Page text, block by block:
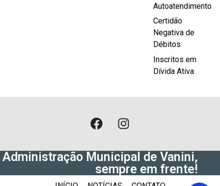
Autoatendimento
Certidão
Negativa de
Débitos
Inscritos em
Dívida Ativa
Administração Municipal de Vanini,
sempre em frente!